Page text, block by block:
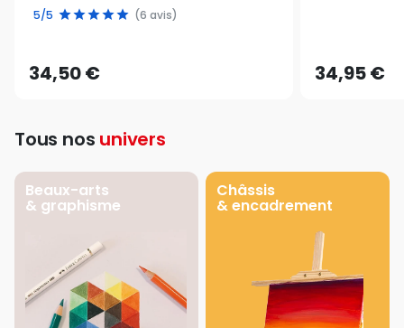
5/5 (6 avis)
34,50 € 34,95 €
Tous nos univers
Beaux-arts
& graphisme
Châssis
& encadrement